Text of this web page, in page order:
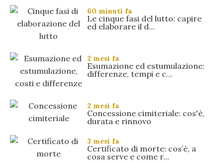
60 minuti fa
Le cinque fasi del lutto: capire
ed elaborare il d...
2 mesi fa
Esumazione ed estumulazione:
differenze, tempi e c...
2 mesi fa
Concessione cimiteriale: cos'è,
durata e rinnovo
3 mesi fa
Certificato di morte: cos’è, a
cosa serve e come r...